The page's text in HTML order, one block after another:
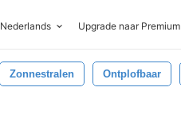
Nederlands Upgrade naar Premium
Zonnestralen Ontplofbaar